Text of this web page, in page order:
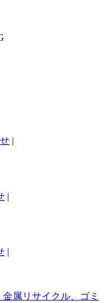
|
|
|
属リサイクル、ゴミ